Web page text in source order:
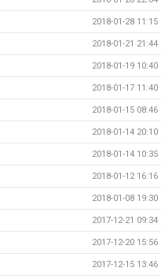
2018-01-28 11:15
2018-01-21 21:44
2018-01-19 10:40
2018-01-17 11:40
2018-01-15 08:46
2018-01-14 20:10
2018-01-14 10:35
2018-01-12 16:16
2018-01-08 19:30
2017-12-21 09:34
2017-12-20 15:56
2017-12-15 13:46